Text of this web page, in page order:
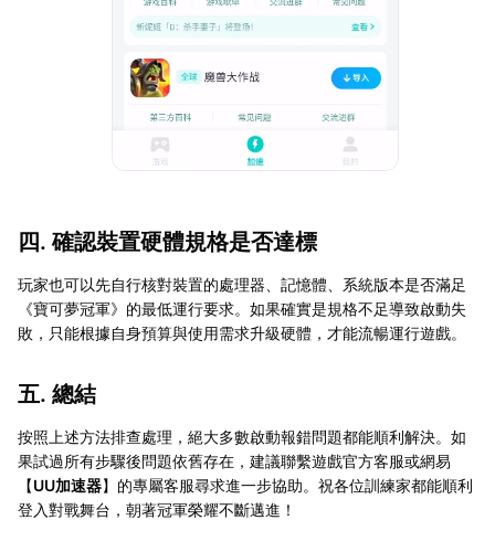
四. 確認裝置硬體規格是否達標
玩家也可以先自行核對裝置的處理器、記憶體、系統版本是否滿足
《寶可夢冠軍》的最低運行要求。如果確實是規格不足導致啟動失
敗，只能根據自身預算與使用需求升級硬體，才能流暢運行遊戲。
五. 總結
按照上述方法排查處理，絕大多數啟動報錯問題都能順利解決。如
果試過所有步驟後問題依舊存在，建議聯繫遊戲官方客服或網易
【UU加速器】的專屬客服尋求進一步協助。祝各位訓練家都能順利
登入對戰舞台，朝著冠軍榮耀不斷邁進！